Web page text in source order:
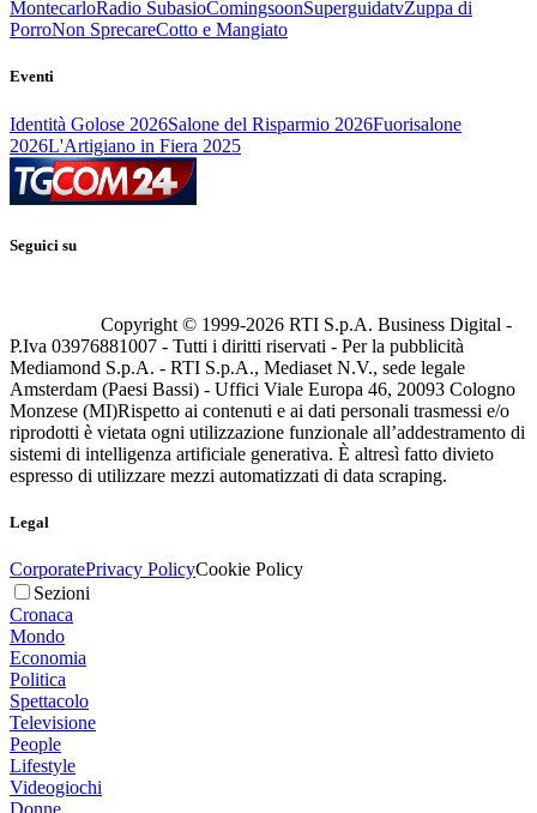
MontecarloRadio SubasioComingsoonSuperguidatvZuppa di
PorroNon SprecareCotto e Mangiato
Eventi
Identità Golose 2026Salone del Risparmio 2026Fuorisalone
2026L'Artigiano in Fiera 2025
Seguici su
Copyright © 1999-2026 RTI S.p.A. Business Digital -
P.Iva 03976881007 - Tutti i diritti riservati - Per la pubblicità
Mediamond S.p.A. - RTI S.p.A., Mediaset N.V., sede legale
Amsterdam (Paesi Bassi) - Uffici Viale Europa 46, 20093 Cologno
Monzese (MI)Rispetto ai contenuti e ai dati personali trasmessi e/o
riprodotti è vietata ogni utilizzazione funzionale all’addestramento di
sistemi di intelligenza artificiale generativa. È altresì fatto divieto
espresso di utilizzare mezzi automatizzati di data scraping.
Legal
CorporatePrivacy PolicyCookie Policy
Sezioni
Cronaca
Mondo
Economia
Politica
Spettacolo
Televisione
People
Lifestyle
Videogiochi